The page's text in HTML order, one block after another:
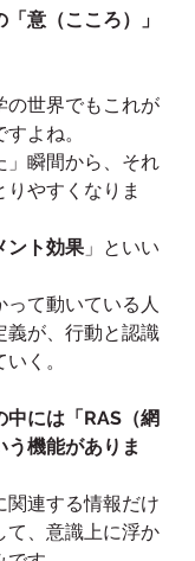
意（こころ）」
の世界でもこれが
よね。
」瞬間から、それ
りやすくなりま
ント効果 」といい
って動いている人
義が、行動と認識
く。
中には「RAS（網
う機能がありま
関連する情報だけ
て、意識上に浮か